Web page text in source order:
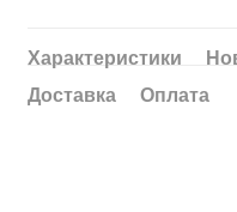
Характеристики
Доставка
Оплата